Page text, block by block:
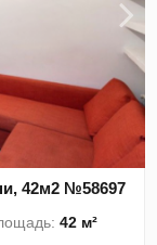
42м2 №58697
42 м²